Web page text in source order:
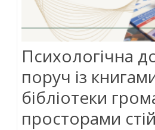
Психологічна
поруч із
бібліотеки
просторами